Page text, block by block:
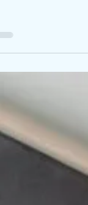
יד שנייה - כל